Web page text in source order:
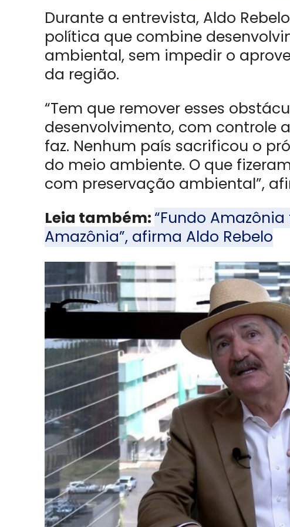
Durante a entrevista, Aldo
política que combine
ambiental, sem impedir o
da região.
“Tem que remover esses
desenvolvimento, com controle
faz. Nenhum país sacrificou o
do meio ambiente. O que
com preservação ambiental”,
Leia também:“Fundo
Amazônia”, afirma Aldo Rebelo